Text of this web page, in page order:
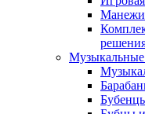
Манежи